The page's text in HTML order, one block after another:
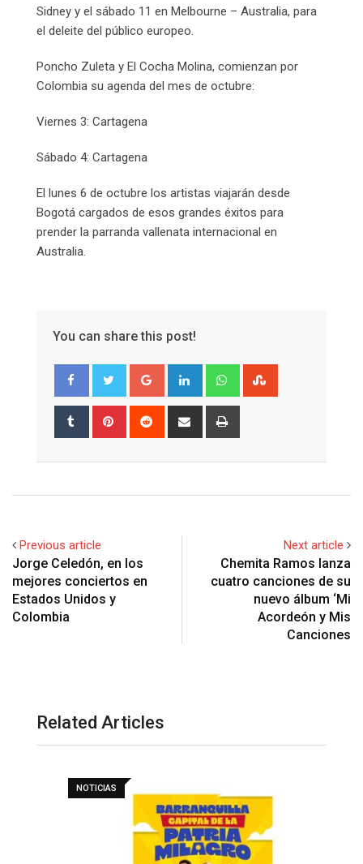
Sidney y el sábado 11 en Melbourne – Australia, para
el deleite del público europeo.
Poncho Zuleta y El Cocha Molina, comienzan por
Colombia su agenda del mes de octubre:
Viernes 3: Cartagena
Sábado 4: Cartagena
El lunes 6 de octubre los artistas viajarán desde
Bogotá cargados de esos grandes éxitos para
prender la parranda vallenata internacional en
Australia.
You can share this post!
Google+ LinkedIn Whatsapp
Tumblr Pinterest Reddit
Share
Previous article
Jorge Celedón, en los
mejores conciertos en
Estados Unidos y
Colombia
Next article
Chemita Ramos lanza
cuatro canciones de su
nuevo álbum ‘Mi
Acordeón y Mis
Canciones
Related Articles
NOTICIAS